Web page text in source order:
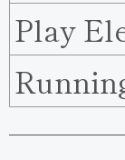
Play